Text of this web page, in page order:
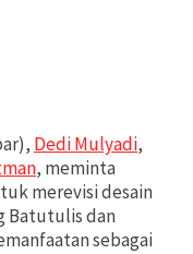
Dedi Mulyadi,
, meminta
merevisi desain
Batutulis dan
sebagai